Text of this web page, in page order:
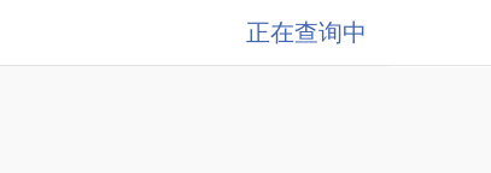
正在查询中